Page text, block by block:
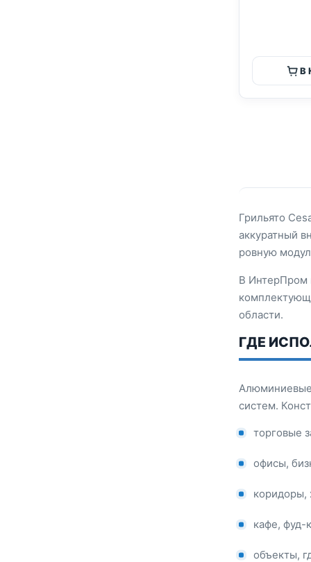
В
Грильято
аккуратный
ровную
В ИнтерПром
области.
ГДЕ
систем.
торговые
офисы,
коридоры,
кафе, фуд-
объекты,